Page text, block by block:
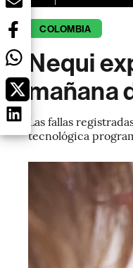
COLOMBIA
Nequi
mañana
Las fallas
tecnológica